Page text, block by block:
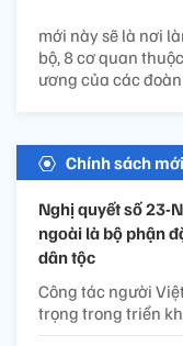
mới này sẽ là nơi
bộ, 8 cơ quan
ương của các
Chính sách mới
Nghị quyết số 23-
ngoài là bộ phận
dân tộc
Công tác người
trọng trong triển